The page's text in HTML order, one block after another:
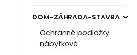
DOM-ZÁHRADA-STAVBA
Ochranné podložky
nábytkové